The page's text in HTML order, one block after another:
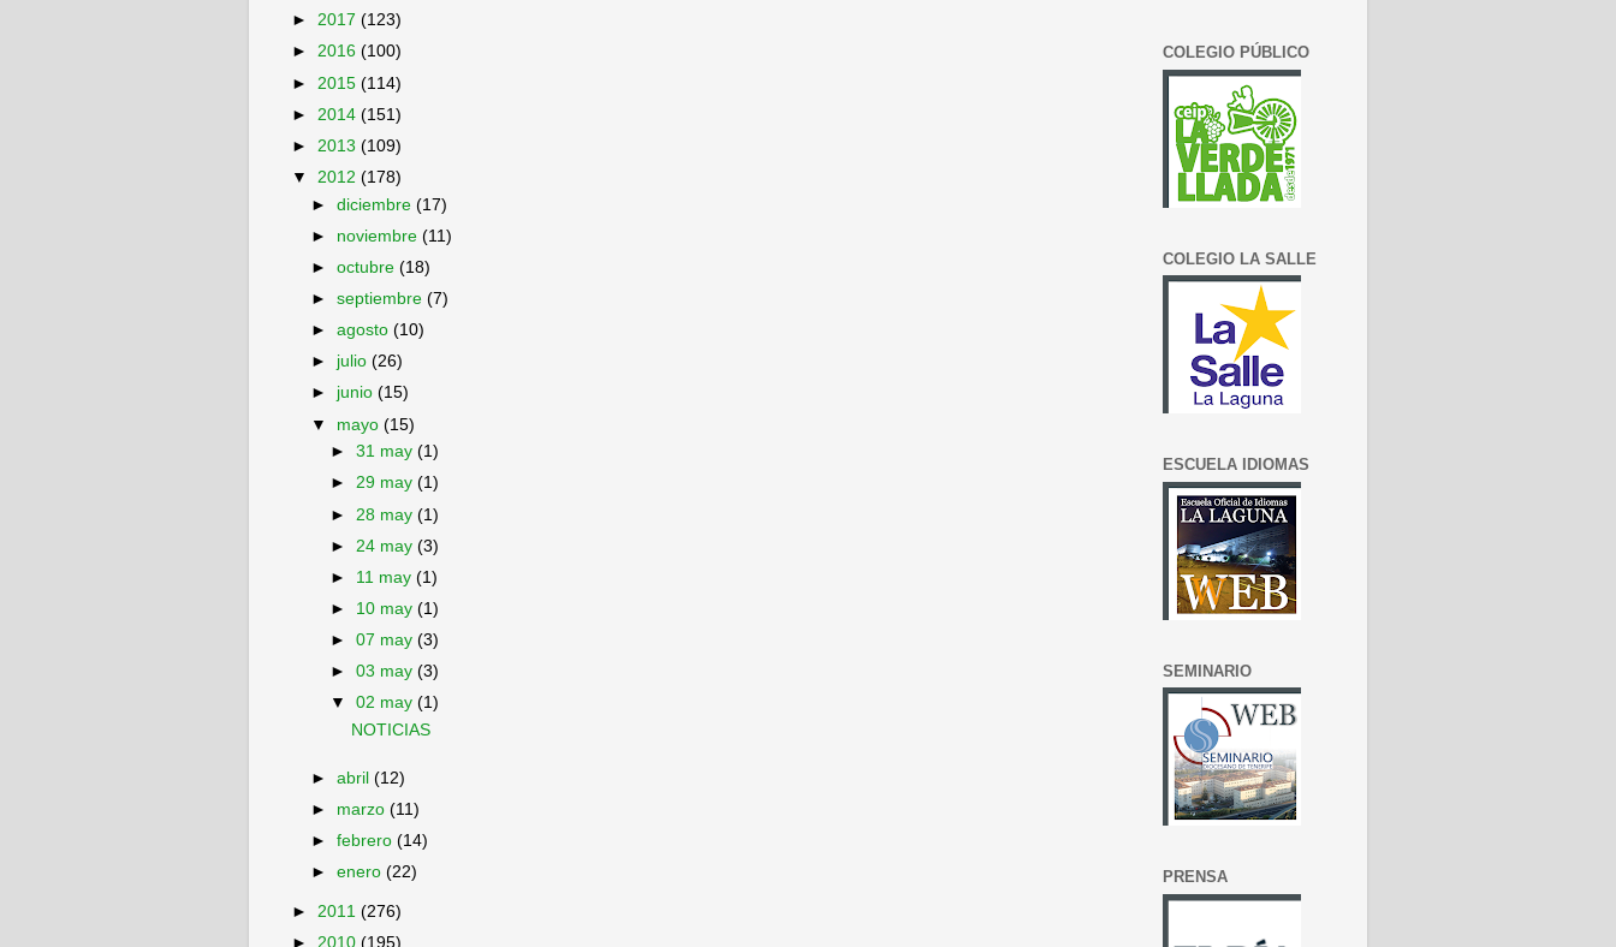
► 2017 (123)
► 2016 (100)
► 2015 (114)
► 2014 (151)
► 2013 (109)
▼ 2012 (178)
►diciembre(17)
► noviembre(11)
►octubre(18)
►septiembre(7)
►agosto(10)
► julio(26)
► junio(15)
▼ mayo(15)
►31 may(1)
►29 may(1)
► 28 may(1)
► 24 may(3)
► 11 may(1)
► 10 may(1)
►07 may(3)
►03 may(3)
▼02 may(1)
NOTICIAS
►abril(12)
► marzo(11)
►febrero(14)
►enero(22)
► 2011 (276)
► 2010 (195)
COLEGIO PÚBLICO
COLEGIO LA SALLE
ESCUELA IDIOMAS
SEMINARIO
PRENSA